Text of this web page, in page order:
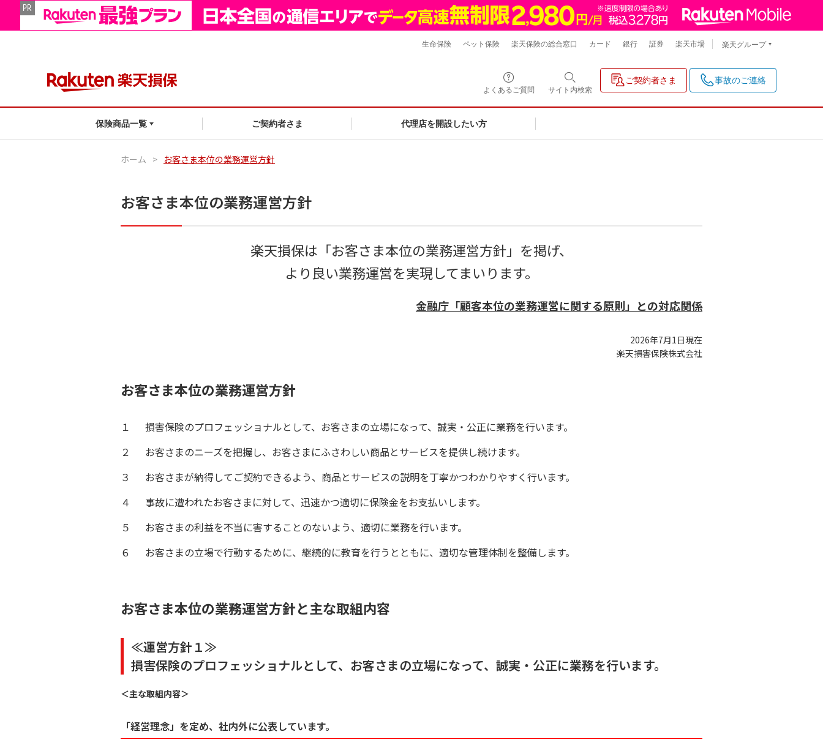
よくあるご質問 サイト内検索
ご契約者さま 事故のご連絡
保険商品一覧 ご契約者さま 代理店を開設したい方
生命保険 ペット保険 楽天保険の総合窓口 カード 銀行 証券 楽天市場 楽天グループ
ホーム > お客さま本位の業務運営方針
お客さま本位の業務運営方針
楽天損保は「お客さま本位の業務運営方針」を掲げ、
より良い業務運営を実現してまいります。
金融庁「顧客本位の業務運営に関する原則」との対応関係
2026年7月1日現在
楽天損害保険株式会社
お客さま本位の業務運営方針
１
損害保険のプロフェッショナルとして、お客さまの立場になって、誠実・公正に業務を行います。
２
お客さまのニーズを把握し、お客さまにふさわしい商品とサービスを提供し続けます。
３
お客さまが納得してご契約できるよう、商品とサービスの説明を丁寧かつわかりやすく行います。
４
事故に遭われたお客さまに対して、迅速かつ適切に保険金をお支払いします。
５
お客さまの利益を不当に害することのないよう、適切に業務を行います。
６
お客さまの立場で行動するために、継続的に教育を行うとともに、適切な管理体制を整備します。
お客さま本位の業務運営方針と主な取組内容
≪運営方針１≫
損害保険のプロフェッショナルとして、お客さまの立場になって、誠実・公正に業務を行います。
＜主な取組内容＞
「経営理念」を定め、社内外に公表しています。